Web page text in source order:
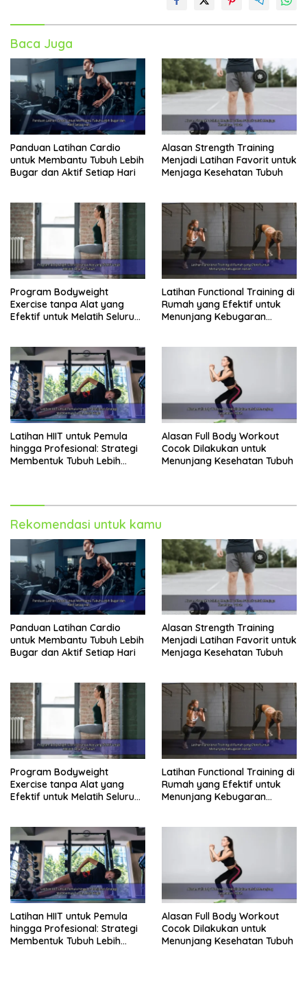
Baca Juga
Panduan Latihan Cardio
untuk Membantu Tubuh Lebih
Bugar dan Aktif Setiap Hari
Alasan Strength Training
Menjadi Latihan Favorit untuk
Menjaga Kesehatan Tubuh
Program Bodyweight
Exercise tanpa Alat yang
Efektif untuk Melatih Seluruh
Latihan Functional Training di
Rumah yang Efektif untuk
Menunjang Kebugaran
Latihan HIIT untuk Pemula
hingga Profesional: Strategi
Membentuk Tubuh Lebih
Alasan Full Body Workout
Cocok Dilakukan untuk
Menunjang Kesehatan Tubuh
Rekomendasi untuk kamu
Panduan Latihan Cardio
untuk Membantu Tubuh Lebih
Bugar dan Aktif Setiap Hari
Alasan Strength Training
Menjadi Latihan Favorit untuk
Menjaga Kesehatan Tubuh
Program Bodyweight
Exercise tanpa Alat yang
Efektif untuk Melatih Seluruh
Latihan Functional Training di
Rumah yang Efektif untuk
Menunjang Kebugaran
Latihan HIIT untuk Pemula
hingga Profesional: Strategi
Membentuk Tubuh Lebih
Alasan Full Body Workout
Cocok Dilakukan untuk
Menunjang Kesehatan Tubuh